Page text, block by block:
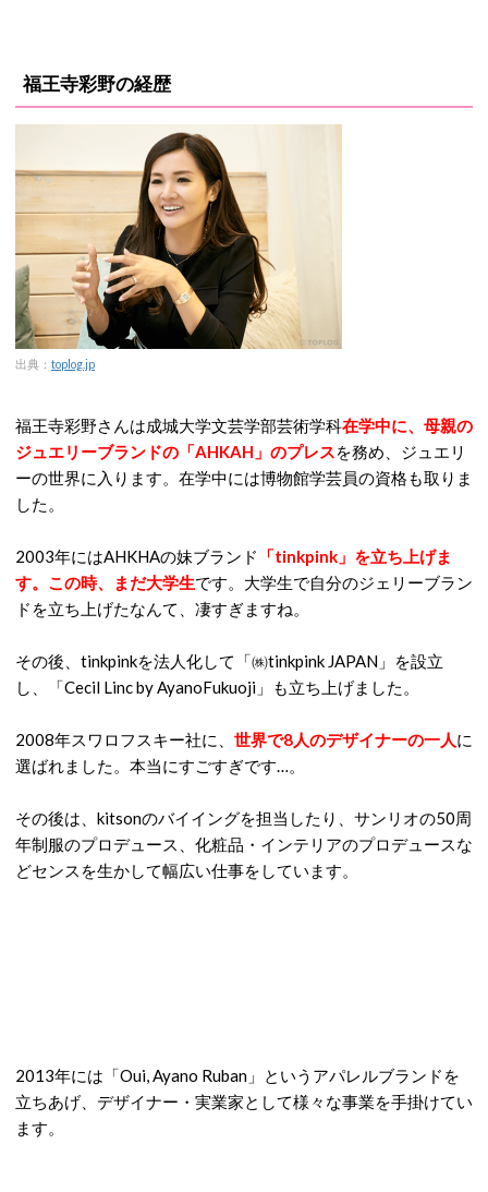
福王寺彩野の経歴
出典： toplog.jp
福王寺彩野さんは成城大学文芸学部芸術学科在学中に、母親の
ジュエリーブランドの「AHKAH」のプレスを務め、ジュエリ
ーの世界に入ります。在学中には博物館学芸員の資格も取りま
した。
2003年にはAHKHAの妹ブランド
「tinkpink」を立ち上げま
す。この時、まだ大学生です。大学生で自分のジェリーブラン
ドを立ち上げたなんて、凄すぎますね。
その後、tinkpinkを法人化して「㈱tinkpink JAPAN」を設立
し、「Cecil Linc by AyanoFukuoji」も立ち上げました。
2008年スワロフスキー社に、 世界で8人のデザイナーの一人に
選ばれました。本当にすごすぎです…。
その後は、kitsonのバイイングを担当したり、サンリオの50周
年制服のプロデュース、化粧品・インテリアのプロデュースな
どセンスを生かして幅広い仕事をしています。
2013年には「Oui, Ayano Ruban」というアパレルブランドを
立ちあげ、デザイナー・実業家として様々な事業を手掛けてい
ます。